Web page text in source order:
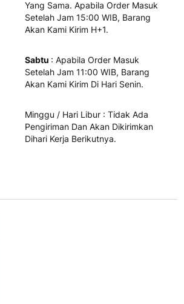
Yang Sama. Apabila Order Masuk
Setelah Jam 15:00 WIB, Barang
Akan Kami Kirim H+1.
Sabtu : Apabila Order Masuk
Setelah Jam 11:00 WIB, Barang
Akan Kami Kirim Di Hari Senin.
Minggu / Hari Libur : Tidak Ada
Pengiriman Dan Akan Dikirimkan
Dihari Kerja Berikutnya.